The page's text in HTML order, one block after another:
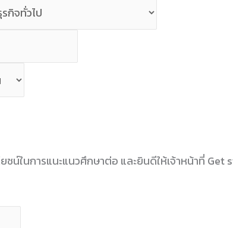
ชน์ในการแนะแนวศึกษาต่อ และยินดีให้เจ้าหน้าที่